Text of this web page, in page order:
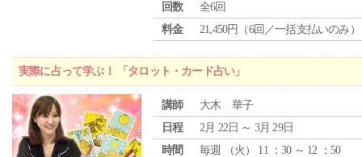
回数
全6回
料金
21,450円（6回／一括支払いのみ）
実際に占って学ぶ！ 「タロット・カード占い」
講師
大木 華子
日程
2月 22日 ～ 3月 29日
時間
毎週 （火 ） 11 ：30 ～ 12 ：50